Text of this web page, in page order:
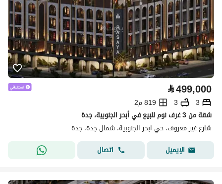
⃁499,000
3
3
819 م2
شقة من 3 غرف نوم للبيع في أبحر الجنوبية، جدة
شارع غير معروف، حي ابحر الجنوبية، شمال جدة، جدة
الإيميل
اتصال